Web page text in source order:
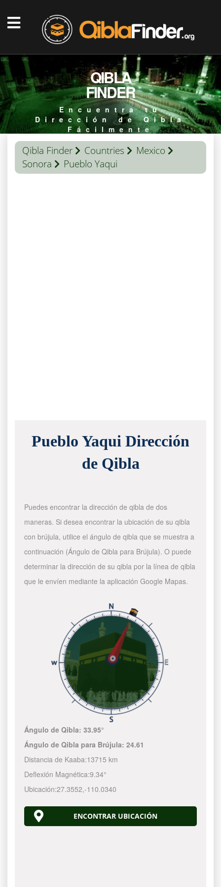
QIBLA
FINDER
Encuentra tu
Dirección de Qibla
Fácilmente
Qibla Finder Countries
Mexico
Sonora
Pueblo Yaqui
Pueblo Yaqui Dirección
de Qibla
Puedes encontrar la dirección de qibla de dos
maneras. Si desea encontrar la ubicación de su qibla
con brújula, utilice el ángulo de qibla que se muestra a
continuación (Ángulo de Qibla para Brújula). O puede
determinar la dirección de su qibla por la línea de qibla
que le envíen mediante la aplicación Google Mapas.
Ángulo de Qibla:33.95°
Ángulo de Qibla para Brújula:24.61
Distancia de Kaaba:13715 km
Deflexión Magnética:9.34°
Ubicación:27.3552,-110.0340
ENCONTRAR UBICACIÓN